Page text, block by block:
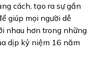
cách, tạo ra sự gần
giúp mọi người dễ
nhau hơn trong những
dịp kỷ niệm 16 năm